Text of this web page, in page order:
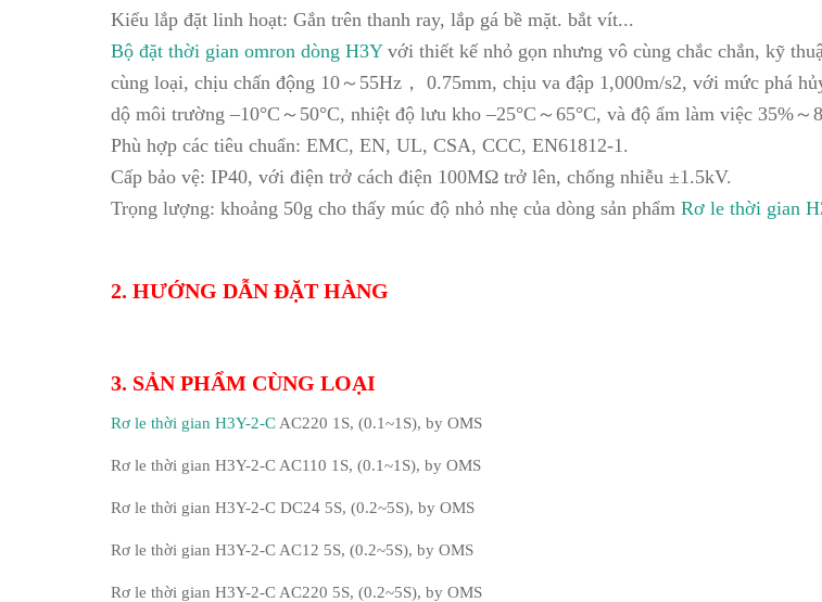
Kiểu lắp đặt linh hoạt: Gắn trên thanh ray, lắp gá bề mặt. bắt vít...
Bộ đặt thời gian omron dòng H3Yvới thiết kế nhỏ gọn nhưng vô cùng chắc chắn, kỹ
cùng loại, chịu chấn động 10～55Hz， 0.75mm, chịu va đập 1,000m/s2, với mức phá
dộ môi trường –10°C～50°C, nhiệt độ lưu kho –25°C～65°C, và độ ẩm làm việc 35%
Phù hợp các tiêu chuẩn: EMC, EN, UL, CSA, CCC, EN61812-1.
Cấp bảo vệ: IP40, với điện trở cách điện 100MΩ trở lên, chống nhiễu ±1.5kV.
Trọng lượng: khoảng 50g cho thấy múc độ nhỏ nhẹ của dòng sản phẩm Rơ le thời gian
2. HƯỚNG DẪN ĐẶT HÀNG
3. SẢN PHẨM CÙNG LOẠI
Rơ le thời gian H3Y-2-C AC220 1S, (0.1~1S), by OMS
Rơ le thời gian H3Y-2-C AC110 1S, (0.1~1S), by OMS
Rơ le thời gian H3Y-2-C DC24 5S, (0.2~5S), by OMS
Rơ le thời gian H3Y-2-C AC12 5S, (0.2~5S), by OMS
Rơ le thời gian H3Y-2-C AC220 5S, (0.2~5S), by OMS